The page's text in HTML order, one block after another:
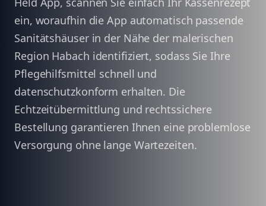
ein, woraufhin die App automatisch passende
Sanitätshäuser in der Nähe der malerischen
Region Habach identifiziert, sodass Sie Ihre
Pflegehilfsmittel schnell und
datenschutzkonform erhalten. Die
Echtzeitübermittlung und rechtssichere
Bestellung garantieren Ihnen eine problemlose
Versorgung ohne lange Wartezeiten.